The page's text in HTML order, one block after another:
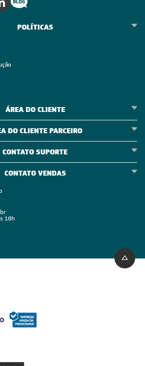
POLÍTICAS
ÁREA DO CLIENTE
DO CLIENTE PARCEIRO
CONTATO SUPORTE
CONTATO VENDAS
18h